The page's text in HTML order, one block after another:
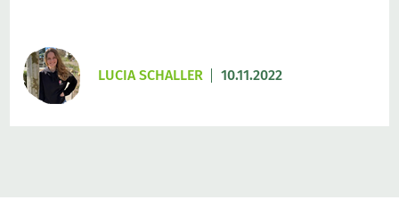
LUCIA SCHALLER 10.11.2022